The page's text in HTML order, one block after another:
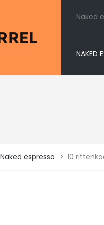
Naked
NAKED
Naked espresso > 10